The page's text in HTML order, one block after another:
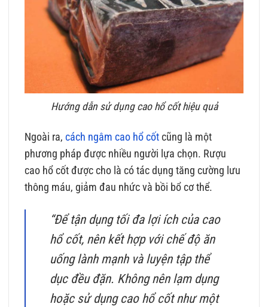
Hướng dẫn sử dụng cao hổ cốt hiệu quả
Ngoài ra,cách ngâm cao hổ cốt cũng là một
phương pháp được nhiều người lựa chọn. Rượu
cao hổ cốt được cho là có tác dụng tăng cường lưu
thông máu, giảm đau nhức và bồi bổ cơ thể.
“Để tận dụng tối đa lợi ích của cao
hổ cốt, nên kết hợp với chế độ ăn
uống lành mạnh và luyện tập thể
dục đều đặn. Không nên lạm dụng
hoặc sử dụng cao hổ cốt như một